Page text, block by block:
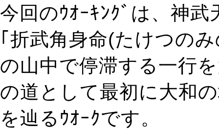
今回のｳｵｰｷﾝｸﾞは、神
｢折武角身命(たけつの
の山中で停滞する一行
の道として最初に大和
を辿るｳｵｰｸです。